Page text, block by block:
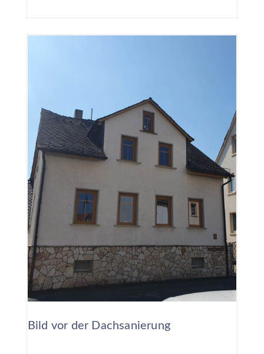
Bild vor der Dachsanierung